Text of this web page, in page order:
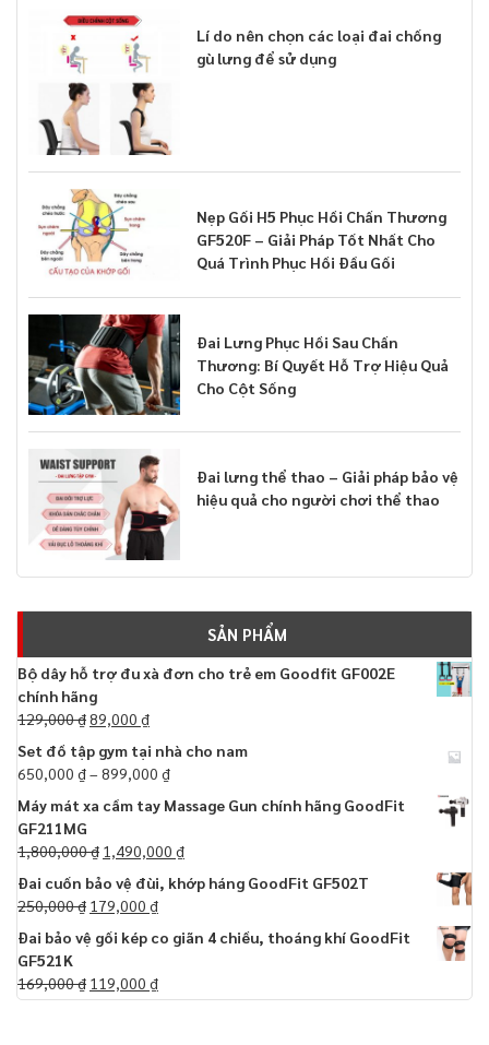
Lí do nên chọn các loại đai chống
gù lưng để sử dụng
Nẹp Gối H5 Phục Hồi Chấn Thương
GF520F – Giải Pháp Tốt Nhất Cho
Quá Trình Phục Hồi Đầu Gối
Đai Lưng Phục Hồi Sau Chấn
Thương: Bí Quyết Hỗ Trợ Hiệu Quả
Cho Cột Sống
Đai lưng thể thao – Giải pháp bảo vệ
hiệu quả cho người chơi thể thao
SẢN PHẨM
Bộ dây hỗ trợ đu xà đơn cho trẻ em Goodfit GF002E
chính hãng
129,000₫89,000 ₫
Set đồ tập gym tại nhà cho nam
650,000 ₫– 899,000 ₫
Máy mát xa cầm tay Massage Gun chính hãng GoodFit
GF211MG
1,800,000₫ 1,490,000 ₫
Đai cuốn bảo vệ đùi, khớp háng GoodFit GF502T
250,000₫ 179,000 ₫
Đai bảo vệ gối kép co giãn 4 chiều, thoáng khí GoodFit
GF521K
169,000₫ 119,000 ₫